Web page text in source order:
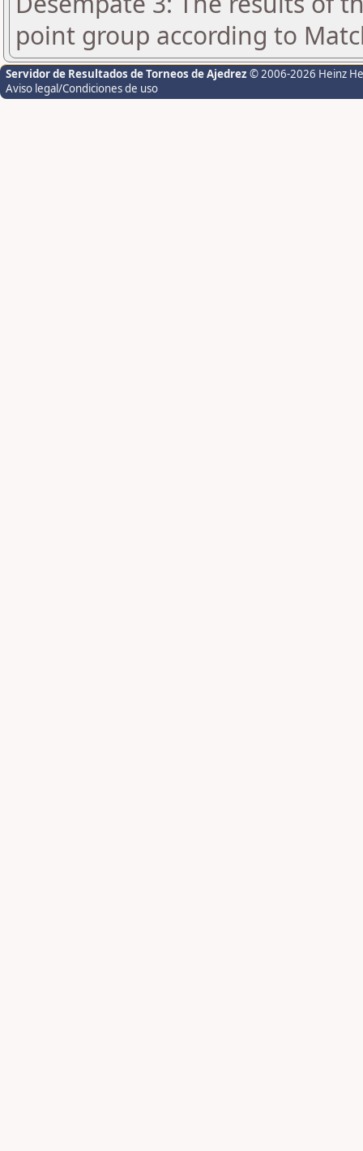
point group according to
Servidor de Resultados de Torneos de Ajedrez © 2006-2026 Heinz
Aviso legal/Condiciones de uso